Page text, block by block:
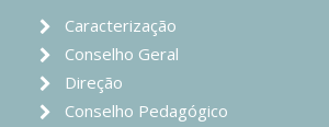
Caracterização
Conselho Geral
Direção
Conselho Pedagógico